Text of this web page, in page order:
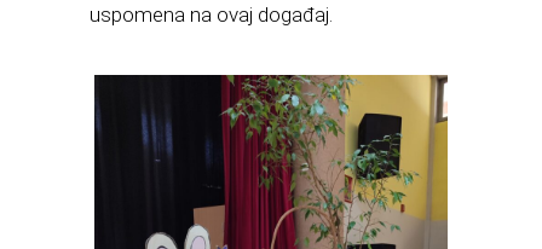
uspomena na ovaj događaj.